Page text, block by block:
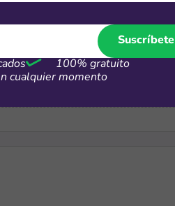
Suscríbete
100% gratuito
cualquier momento